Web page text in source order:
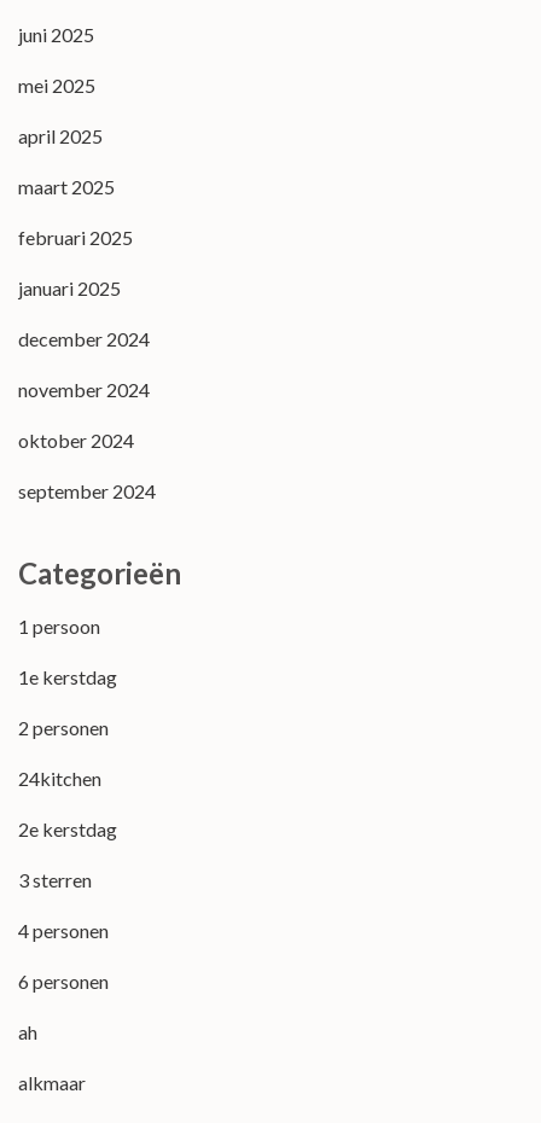
juni 2025
mei 2025
april 2025
maart 2025
februari 2025
januari 2025
december 2024
november 2024
oktober 2024
september 2024
Categorieën
1 persoon
1e kerstdag
2 personen
24kitchen
2e kerstdag
3 sterren
4 personen
6 personen
ah
alkmaar